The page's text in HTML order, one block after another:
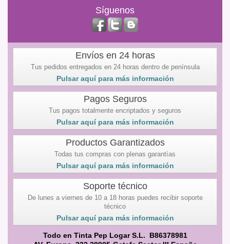
Síguenos
Envíos en 24 horas
Tus pedidos entregados en 24 horas dentro de península
Pulsar aquí para más información
Pagos Seguros
Tus pagos totalmente encriptados y seguros
Pulsar aquí para más información
Productos Garantizados
Todas tus compras con plenas garantías
Pulsar aquí para más información
Soporte técnico
De lunes a viernes de 10 a 18 horas puedes recibir soporte
técnico
Pulsar aquí para más información
Todo en Tinta Pep Logar S.L. B86378981